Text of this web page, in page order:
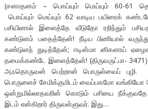
(சனாதனம் – பொய்யும் மெய்யும் 60-61
பொய்யும் மெய்யும் 62 வாடிய பயிரைக்
பசியினால் இளைத்தே வீடுதோ ரறிந்தும்
கண்டுளம் பதைத்தேன்! நீடிய பிணியால்
கண்டுளந் துடித்தேன்; ஈடின்மா னிகளாய்
தமைக்கண்டே இளைத்தேன்! (திருவருட்பா- 3471)
அஃதொருவன் பெற்றான் பொருள்வைப் புழி.
பொருளைச் சேமிக்குமிடம் வைப்பகமோ வங்கியோ
ஒன்றுமில்லாதவரின் கொடும் பசியை
இடம் என்கிறார் திருவள்ளுவர். இது…